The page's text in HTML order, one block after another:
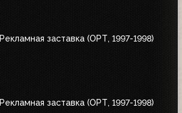
Рекламная заставка (ОРТ, 1997-1998)
Рекламная заставка (ОРТ, 1997-1998)